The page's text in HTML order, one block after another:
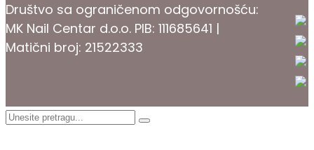
Društvo sa ograničenom odgovornošću:
MK Nail Centar d.o.o. PIB: 111685641 |
Matični broj: 21522333